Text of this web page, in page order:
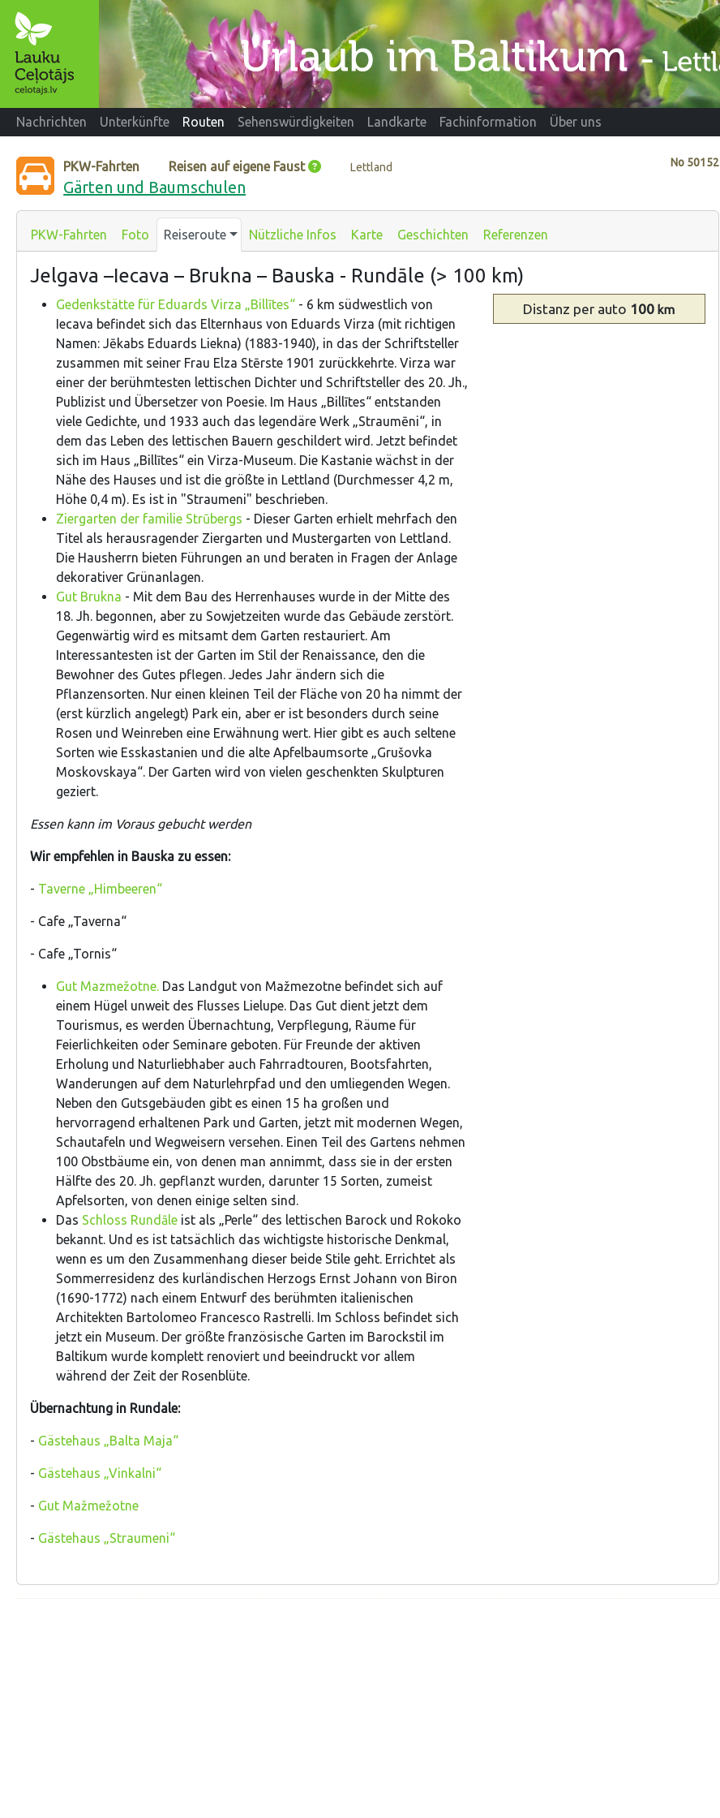
Nachrichten Unterkünfte Routen Sehenswürdigkeiten Landkarte Fachinformation Über uns
No 50152
PKW-Fahrten Reisen auf eigene Faust Lettland
Gärten und Baumschulen
PKW-Fahrten Foto Reiseroute Nützliche Infos Karte Geschichten Referenzen
Jelgava –Iecava – Brukna – Bauska - Rundāle (> 100 km)
Gedenkstätte für Eduards Virza „Billītes“ - 6 km südwestlich von
Iecava befindet sich das Elternhaus von Eduards Virza (mit richtigen
Namen: Jēkabs Eduards Liekna) (1883-1940), in das der Schriftsteller
zusammen mit seiner Frau Elza Stērste 1901 zurückkehrte. Virza war
einer der berühmtesten lettischen Dichter und Schriftsteller des 20. Jh.,
Publizist und Übersetzer von Poesie. Im Haus „Billītes“ entstanden
viele Gedichte, und 1933 auch das legendäre Werk „Straumēni“, in
dem das Leben des lettischen Bauern geschildert wird. Jetzt befindet
sich im Haus „Billītes“ ein Virza-Museum. Die Kastanie wächst in der
Nähe des Hauses und ist die größte in Lettland (Durchmesser 4,2 m,
Höhe 0,4 m). Es ist in "Straumeni" beschrieben.
Ziergarten der familie Strūbergs - Dieser Garten erhielt mehrfach den
Titel als herausragender Ziergarten und Mustergarten von Lettland.
Die Hausherrn bieten Führungen an und beraten in Fragen der Anlage
dekorativer Grünanlagen.
Gut Brukna - Mit dem Bau des Herrenhauses wurde in der Mitte des
18. Jh. begonnen, aber zu Sowjetzeiten wurde das Gebäude zerstört.
Gegenwärtig wird es mitsamt dem Garten restauriert. Am
Interessantesten ist der Garten im Stil der Renaissance, den die
Bewohner des Gutes pflegen. Jedes Jahr ändern sich die
Pflanzensorten. Nur einen kleinen Teil der Fläche von 20 ha nimmt der
(erst kürzlich angelegt) Park ein, aber er ist besonders durch seine
Rosen und Weinreben eine Erwähnung wert. Hier gibt es auch seltene
Sorten wie Esskastanien und die alte Apfelbaumsorte „Grušovka
Moskovskaya“. Der Garten wird von vielen geschenkten Skulpturen
geziert.
Essen kann im Voraus gebucht werden
Wir empfehlen in Bauska zu essen:
- Taverne „Himbeeren“
- Cafe „Taverna“
- Cafe „Tornis“
Gut Mazmežotne. Das Landgut von Mažmezotne befindet sich auf
einem Hügel unweit des Flusses Lielupe. Das Gut dient jetzt dem
Tourismus, es werden Übernachtung, Verpflegung, Räume für
Feierlichkeiten oder Seminare geboten. Für Freunde der aktiven
Erholung und Naturliebhaber auch Fahrradtouren, Bootsfahrten,
Wanderungen auf dem Naturlehrpfad und den umliegenden Wegen.
Neben den Gutsgebäuden gibt es einen 15 ha großen und
hervorragend erhaltenen Park und Garten, jetzt mit modernen Wegen,
Schautafeln und Wegweisern versehen. Einen Teil des Gartens nehmen
100 Obstbäume ein, von denen man annimmt, dass sie in der ersten
Hälfte des 20. Jh. gepflanzt wurden, darunter 15 Sorten, zumeist
Apfelsorten, von denen einige selten sind.
Das Schloss Rundāle ist als „Perle“ des lettischen Barock und Rokoko
bekannt. Und es ist tatsächlich das wichtigste historische Denkmal,
wenn es um den Zusammenhang dieser beide Stile geht. Errichtet als
Sommerresidenz des kurländischen Herzogs Ernst Johann von Biron
(1690-1772) nach einem Entwurf des berühmten italienischen
Architekten Bartolomeo Francesco Rastrelli. Im Schloss befindet sich
jetzt ein Museum. Der größte französische Garten im Barockstil im
Baltikum wurde komplett renoviert und beeindruckt vor allem
während der Zeit der Rosenblüte.
Übernachtung in Rundale:
- Gästehaus „Balta Maja“
- Gästehaus „Vinkalni“
- Gut Mažmežotne
- Gästehaus „Straumeni“
Distanz per auto 100 km